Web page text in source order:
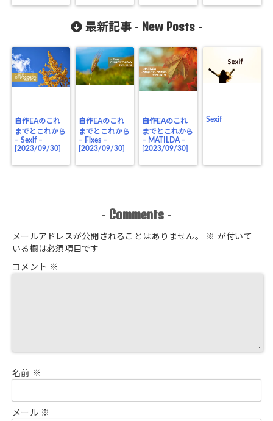
最新記事 - New Posts -
自作EAのこれ
までとこれから
– Sexif –
[2023/09/30]
自作EAのこれ
までとこれから
– Fixes –
[2023/09/30]
自作EAのこれ
までとこれから
– MATILDA –
[2023/09/30]
Sexif
- Comments -
メールアドレスが公開されることはありません。 ※ が付いて
いる欄は必須項目です
コメント ※
名前 ※
メール ※